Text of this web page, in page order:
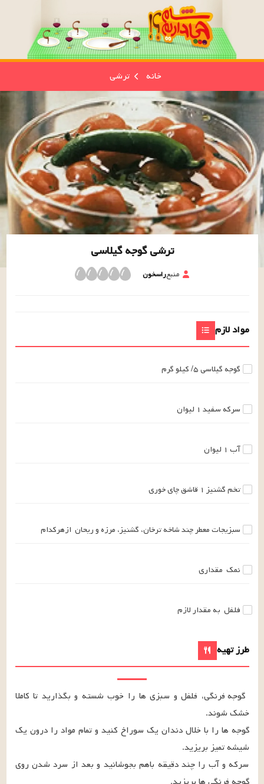
خانه ترشی
ترشی گوجه گیلاسی
منبعراسخون
مواد لازم
گوجه گیلاسی۵/ کیلو گرم
سرکه سفید ۱ لیوان
آب ۱ لیوان
تخم گشنیز ۱ قاشق چای خوری
سبزیجات معطر چندشاخهترخان، گشنیز، مرزه و ریحان ازهرکدام
نمک مقداری
فلفل به مقدار لازم
طرز تهیه